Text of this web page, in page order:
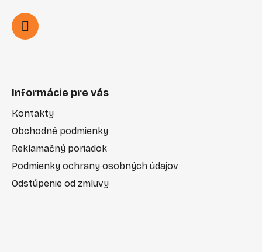
Informácie pre vás
Kontakty
Obchodné podmienky
Reklamačný poriadok
Podmienky ochrany osobných údajov
Odstúpenie od zmluvy